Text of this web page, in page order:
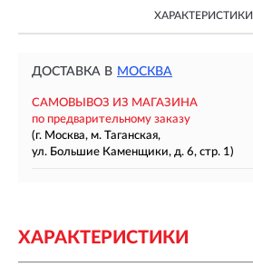
ХАРАКТЕРИСТИКИ
ДОСТАВКА В МОСКВА
САМОВЫВОЗ ИЗ МАГАЗИНА
по предварительному заказу
(г. Москва, м. Таганская,
ул. Большие Каменщики, д. 6, стр. 1)
ХАРАКТЕРИСТИКИ